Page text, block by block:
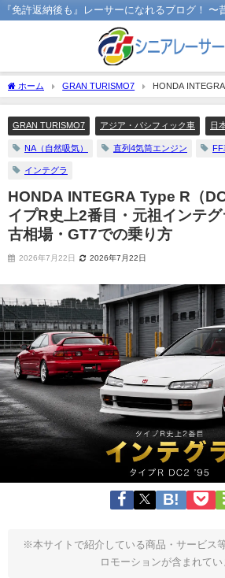
『免許返納後も』レーサーになれるブログ！ 〜
ホーム GRAN TURISMO7
HONDA
プR史上2番目・元祖インテグラのスペックと中古相場
GRAN TURISMO7 アジア・パシフィック車 日
NA（自然吸気） 直列4気筒エンジン
インテグラ
HONDA INTEGRA Type R（
イプR史上2番目・元祖インテ
古相場・GT7での乗り方
2026年7月22日 2026年7月22日
※本サイトで紹介している商品・サービス
ロモーションが含まれてい